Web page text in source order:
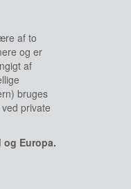
af to
og er
af
bruges
private
Europa.